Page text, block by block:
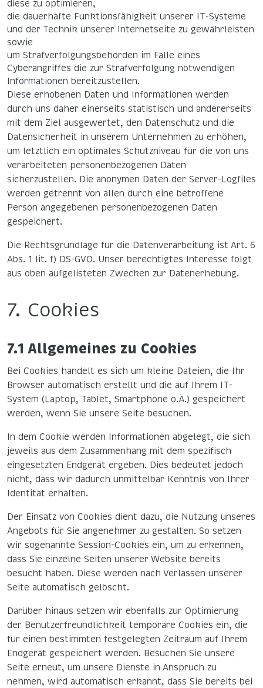
diese zu optimieren,
die dauerhafte Funktionsfähigkeit unserer IT-Systeme
und der Technik unserer Internetseite zu gewährleisten
sowie
um Strafverfolgungsbehörden im Falle eines
Cyberangriffes die zur Strafverfolgung notwendigen
Informationen bereitzustellen.
Diese erhobenen Daten und Informationen werden
durch uns daher einerseits statistisch und andererseits
mit dem Ziel ausgewertet, den Datenschutz und die
Datensicherheit in unserem Unternehmen zu erhöhen,
um letztlich ein optimales Schutzniveau für die von uns
verarbeiteten personenbezogenen Daten
sicherzustellen. Die anonymen Daten der Server-Logfiles
werden getrennt von allen durch eine betroffene
Person angegebenen personenbezogenen Daten
gespeichert.
Die Rechtsgrundlage für die Datenverarbeitung ist Art. 6
Abs. 1 lit. f) DS-GVO. Unser berechtigtes Interesse folgt
aus oben aufgelisteten Zwecken zur Datenerhebung.
7. Cookies
7.1 Allgemeines zu Cookies
Bei Cookies handelt es sich um kleine Dateien, die Ihr
Browser automatisch erstellt und die auf Ihrem IT-
System (Laptop, Tablet, Smartphone o.Ä.) gespeichert
werden, wenn Sie unsere Seite besuchen.
In dem Cookie werden Informationen abgelegt, die sich
jeweils aus dem Zusammenhang mit dem spezifisch
eingesetzten Endgerät ergeben. Dies bedeutet jedoch
nicht, dass wir dadurch unmittelbar Kenntnis von Ihrer
Identität erhalten.
Der Einsatz von Cookies dient dazu, die Nutzung unseres
Angebots für Sie angenehmer zu gestalten. So setzen
wir sogenannte Session-Cookies ein, um zu erkennen,
dass Sie einzelne Seiten unserer Website bereits
besucht haben. Diese werden nach Verlassen unserer
Seite automatisch gelöscht.
Darüber hinaus setzen wir ebenfalls zur Optimierung
der Benutzerfreundlichkeit temporäre Cookies ein, die
für einen bestimmten festgelegten Zeitraum auf Ihrem
Endgerät gespeichert werden. Besuchen Sie unsere
Seite erneut, um unsere Dienste in Anspruch zu
nehmen, wird automatisch erkannt, dass Sie bereits bei